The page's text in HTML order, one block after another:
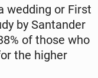
wedding or First
by San­tander
of those who
the higher